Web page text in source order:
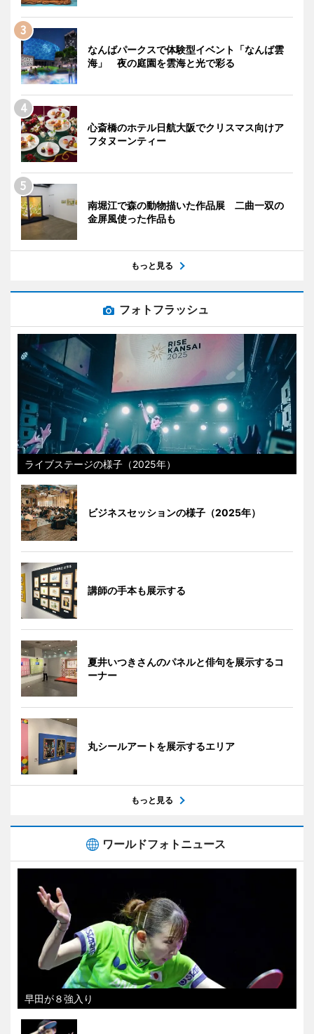
なんばパークスで体験型イベント「なんば雲
海」 夜の庭園を雲海と光で彩る
心斎橋のホテル日航大阪でクリスマス向けア
フタヌーンティー
南堀江で森の動物描いた作品展 二曲一双の
金屏風使った作品も
もっと見る
フォトフラッシュ
ライブステージの様子（2025年）
ビジネスセッションの様子（2025年）
講師の手本も展示する
夏井いつきさんのパネルと俳句を展示するコ
ーナー
丸シールアートを展示するエリア
もっと見る
ワールドフォトニュース
早田が８強入り